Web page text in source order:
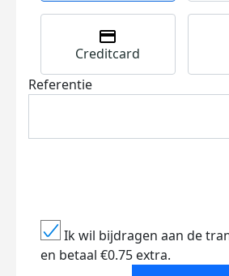
Creditcard
Referentie
Ik wil bijdragen aan de
en betaal €0.75 extra.